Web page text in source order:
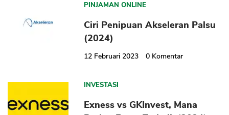
PINJAMAN ONLINE
Ciri Penipuan Akseleran Palsu
(2024)
12 Februari 2023 0 Komentar
INVESTASI
Exness vs GKInvest, Mana